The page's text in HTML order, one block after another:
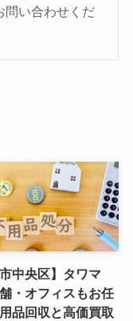
問い合わせくだ
市中央区】タワマ
・オフィスもお任
品回収と高価買取